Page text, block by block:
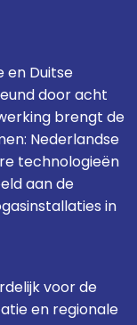
en Duitse
door acht
brengt de
Nederlandse
technologieën
aan de
in
voor de
en regionale